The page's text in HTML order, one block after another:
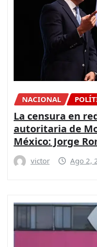
NACIONAL
La censura en
autoritaria de
México: Jorge
victor Ago 2,